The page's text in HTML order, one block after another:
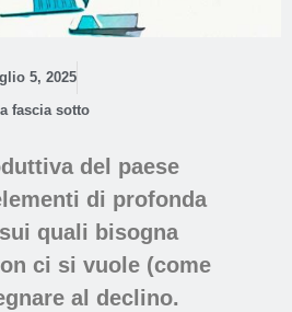
5, 2025
fascia sotto
del paese
di profonda
quali bisogna
ci si vuole (come
al declino.